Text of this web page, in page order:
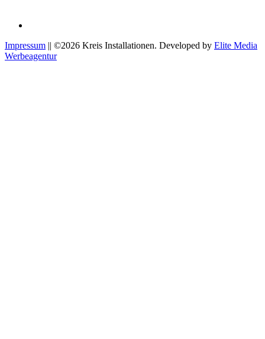
Impressum || ©2026 Kreis Installationen. Developed by Elite Media
Werbeagentur